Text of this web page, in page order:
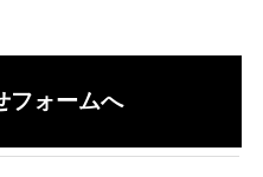
フォームへ